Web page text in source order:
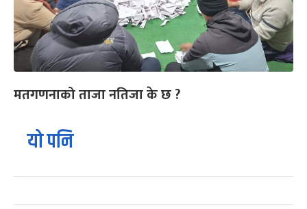
मतगणनाको ताजा नतिजा के छ ?
यो पनि